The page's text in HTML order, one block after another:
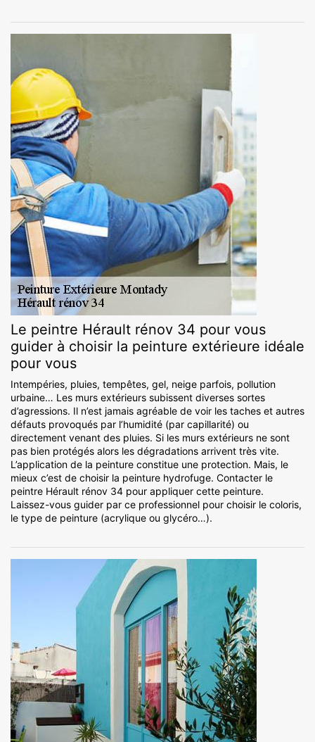
Le peintre Hérault rénov 34 pour vous
guider à choisir la peinture extérieure idéale
pour vous
Intempéries, pluies, tempêtes, gel, neige parfois, pollution
urbaine… Les murs extérieurs subissent diverses sortes
d’agressions. Il n’est jamais agréable de voir les taches et autres
défauts provoqués par l’humidité (par capillarité) ou
directement venant des pluies. Si les murs extérieurs ne sont
pas bien protégés alors les dégradations arrivent très vite.
L’application de la peinture constitue une protection. Mais, le
mieux c’est de choisir la peinture hydrofuge. Contacter le
peintre Hérault rénov 34 pour appliquer cette peinture.
Laissez-vous guider par ce professionnel pour choisir le coloris,
le type de peinture (acrylique ou glycéro…).